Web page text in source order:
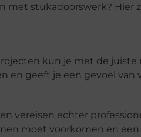
met stukadoorswerk?
kun je met de
en geeft je een gevoel van
vereisen echter
moet voorkomen en